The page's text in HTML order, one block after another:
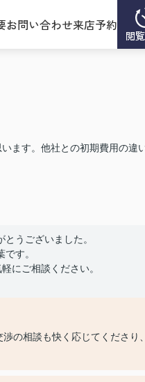
お問い合わせ来店予約
閲
ます。他社との初期費用の違
うございました。
す。
にご相談ください。
の相談も快く応じてくださり